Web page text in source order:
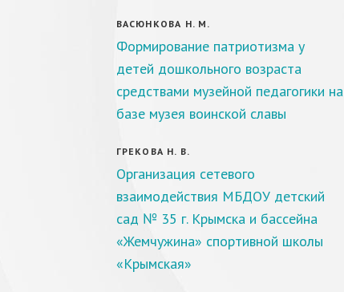
ВАСЮНКОВА Н. М.
Формирование патриотизма у
детей дошкольного возраста
средствами музейной педагогики на
базе музея воинской славы
ГРЕКОВА Н. В.
Организация сетевого
взаимодействия МБДОУ детский
сад № 35 г. Крымска и бассейна
«Жемчужина» спортивной школы
«Крымская»